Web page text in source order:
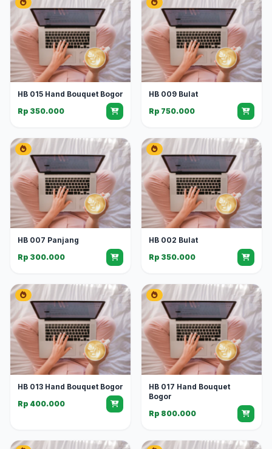
HB 015 Hand Bouquet Bogor
Rp 350.000
HB 009 Bulat
Rp 750.000
HB 007 Panjang
Rp 300.000
HB 002 Bulat
Rp 350.000
HB 013 Hand Bouquet Bogor
Rp 400.000
HB 017 Hand Bouquet
Bogor
Rp 800.000